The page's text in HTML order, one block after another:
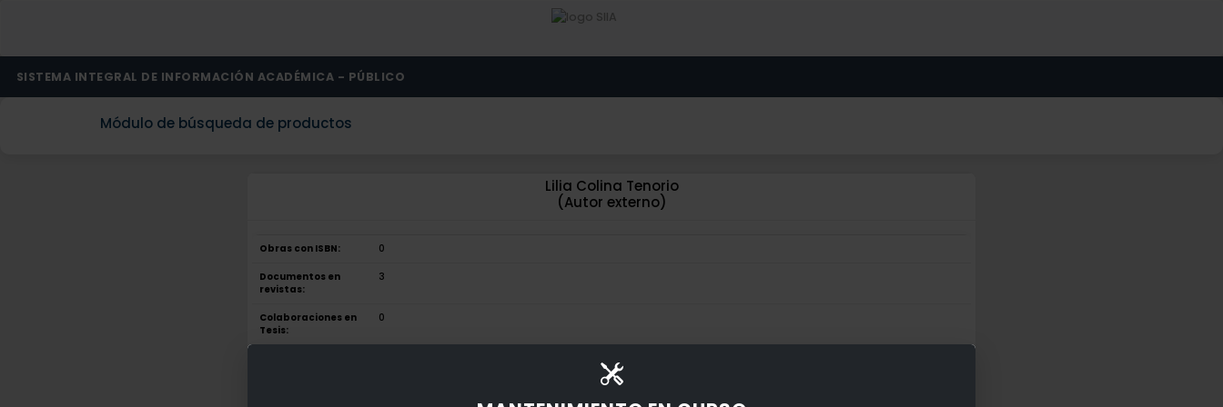
SISTEMA INTEGRAL DE INFORMACIÓN ACADÉMICA - PÚBLICO
Módulo de búsqueda de productos
Lilia Colina Tenorio
(Autor externo)
Obras con ISBN: 0
Documentos en
revistas:
3
Colaboraciones en
Tesis:
0